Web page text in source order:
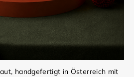
handgefertigt in Österreich mit